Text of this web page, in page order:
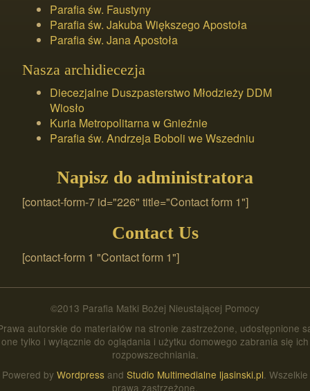
Parafia św. Faustyny
Parafia św. Jakuba Większego Apostoła
Parafia św. Jana Apostoła
Nasza archidiecezja
Diecezjalne Duszpasterstwo Młodzieży DDM
Wiosło
Kuria Metropolitarna w Gnieźnie
Parafia św. Andrzeja Boboli we Wszedniu
Napisz do administratora
[contact-form-7 id="226" title="Contact form 1"]
Contact Us
[contact-form 1 "Contact form 1"]
©2013 Parafia Matki Bożej Nieustającej Pomocy
autorskie do materiałów na stronie zastrzeżone, udostępnione
one tylko i wyłącznie do oglądania i użytku domowego zabrania się ich
rozpowszechniania.
Powered by Wordpress and Studio Multimedialne ljasinski.pl. Wszelkie
prawa zastrzeżone.